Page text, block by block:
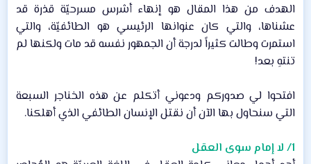
الهدف من هذا المقال هو إنهاء أشرس مسرحيّة قذرة قد
عشناها، والتي كان عنوانها الرئيسي هو الطائفيّة، والتي
استمرت وطالت كثيراً لدرجة أن الجمهور نفسه قد مات ولكنها لم
تنتهِ بعد!​
افتحوا لي صدوركم ودعوني أتكلم عن هذه الخناجر السبعة
التي سنحاول بها الآن أن نقتل الإنسان الطائفي الذي أهلكنا.​
1/ لا إمام سوى العقل